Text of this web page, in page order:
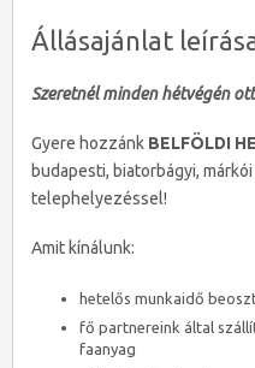
Állásajánlat
Szeretnél minden hétvégén
Gyere hozzánk BELFÖLDI
budapesti, biatorbágyi,
telephelyezéssel!
Amit kínálunk:
hetelős munkaidő
fő partnereink által
faanyag